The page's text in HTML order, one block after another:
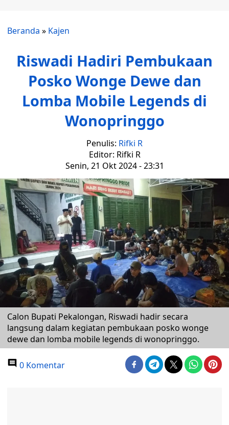
Beranda » Kajen
Riswadi Hadiri Pembukaan
Posko Wonge Dewe dan
Lomba Mobile Legends di
Wonopringgo
Penulis: Rifki R
Editor: Rifki R
Senin, 21 Okt 2024 - 23:31
Calon Bupati Pekalongan, Riswadi hadir secara
langsung dalam kegiatan pembukaan posko wonge
dewe dan lomba mobile legends di wonopringgo.
0 Komentar